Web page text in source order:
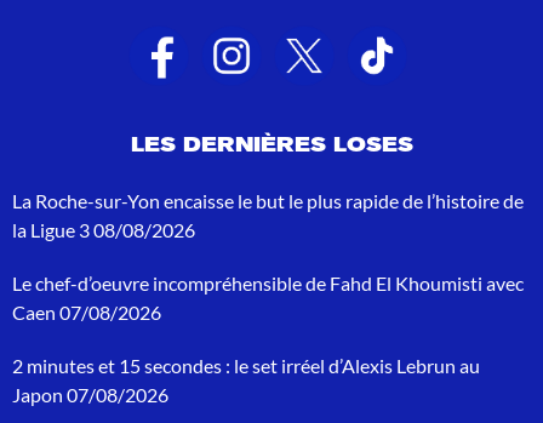
a
t
s
r
c
c
o
LES DERNIÈRES LOSES
La Roche-sur-Yon encaisse le but le plus rapide de l’histoire de
la Ligue 308/08/2026
Le chef-d’oeuvre incompréhensible de Fahd El Khoumisti avec
Caen 07/08/2026
2 minutes et 15 secondes : le set irréel d’Alexis Lebrun au
Japon 07/08/2026